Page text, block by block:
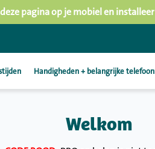
pagina op je mobiel en
Handigheden + belangrijke
Welkom